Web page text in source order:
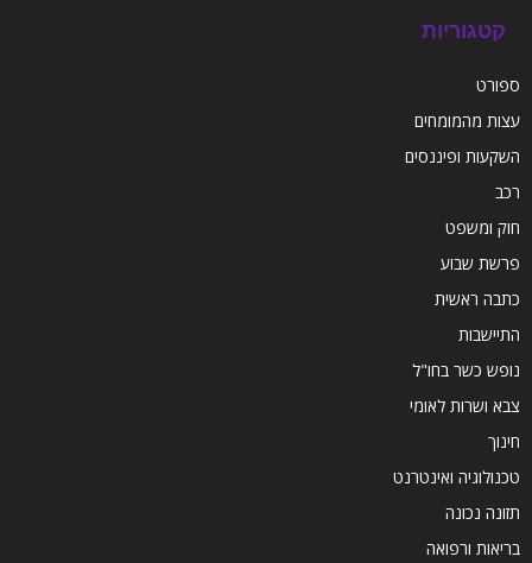
קטגוריות
ספורט
עצות מהמומחים
השקעות ופיננסים
רכב
חוק ומשפט
פרשת שבוע
כתבה ראשית
התיישבות
נופש כשר בחו"ל
צבא ושרות לאומי
חינוך
טכנולוגיה ואינטרנט
תזונה נכונה
בריאות ורפואה